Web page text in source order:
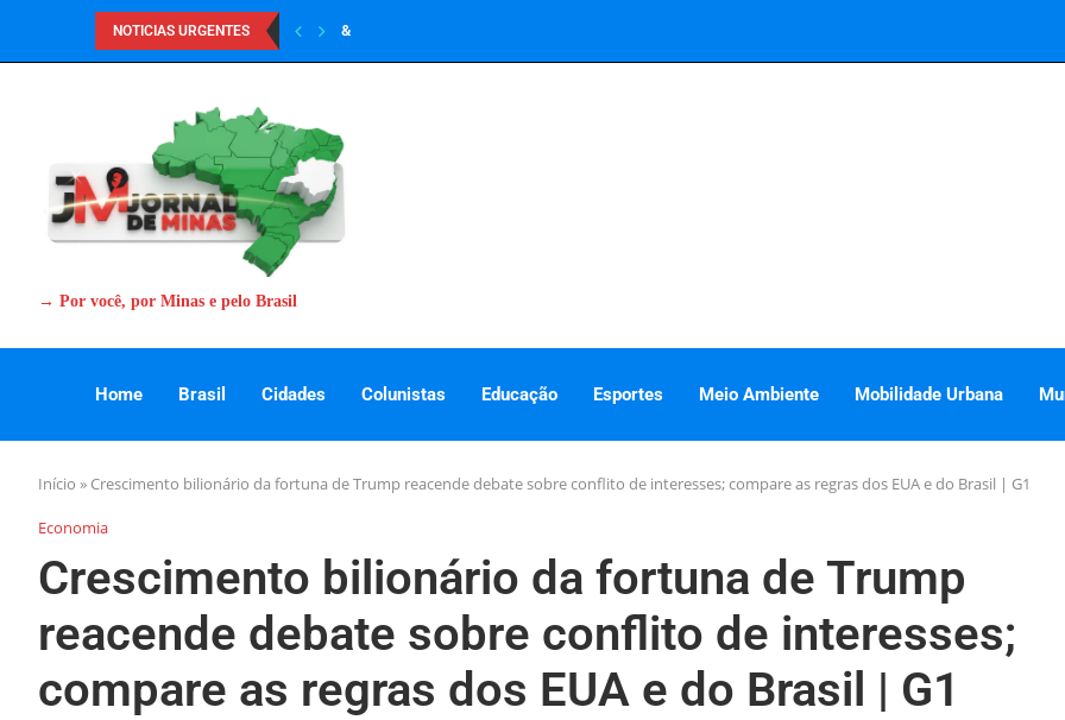
NOTICIAS URGENTES &
→ Por você, por Minas e pelo Brasil
Home Brasil Cidades Colunistas Educação Esportes Meio Ambiente Mobilidade Urbana
Início » Crescimento bilionário da fortuna de Trump reacende debate sobre conflito de interesses; compare as regras dos EUA e do Brasil | G1
Economia
Crescimento bilionário da fortuna de Trump
reacende debate sobre conflito de interesses;
compare as regras dos EUA e do Brasil | G1